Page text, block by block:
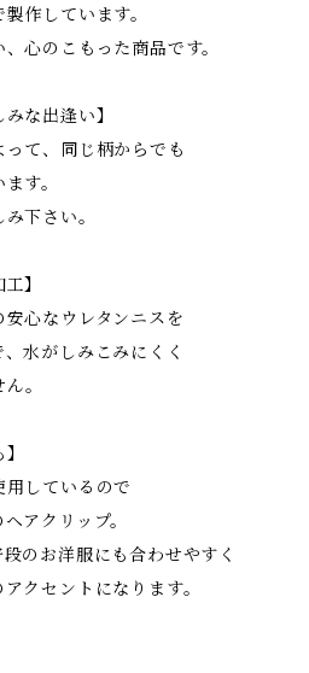
作しています。
心のこもった商品です。
な出逢い】
て、同じ柄からでも
す。
下さい。
】
心なウレタンニスを
水がしみこみにくく
。
しているので
アクリップ。
のお洋服にも合わせやすく
クセントになります。